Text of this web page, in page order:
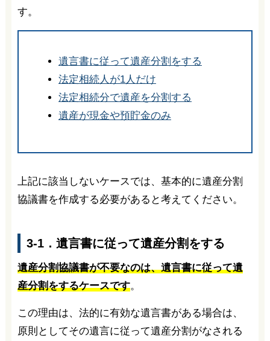
す。
遺言書に従って遺産分割をする
法定相続人が1人だけ
法定相続分で遺産を分割する
遺産が現金や預貯金のみ
上記に該当しないケースでは、基本的に遺産分割
協議書を作成する必要があると考えてください。
3-1．遺言書に従って遺産分割をする
遺産分割協議書が不要なのは、遺言書に従って遺
産分割をするケースです。
この理由は、法的に有効な遺言書がある場合は、
原則としてその遺言に従って遺産分割がなされる